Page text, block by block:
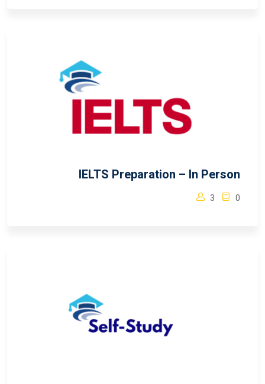
IELTS Preparation – In Person
0
3